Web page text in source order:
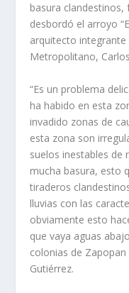
basura clandestinos,
desbordó el arroyo
arquitecto integrante
Metropolitano,
“Es un problema
ha habido en esta
invadido zonas de
esta zona son
suelos inestables de
mucha basura, esto
tiraderos
lluvias con las
obviamente esto
que vaya aguas
colonias de
Gutiérrez.